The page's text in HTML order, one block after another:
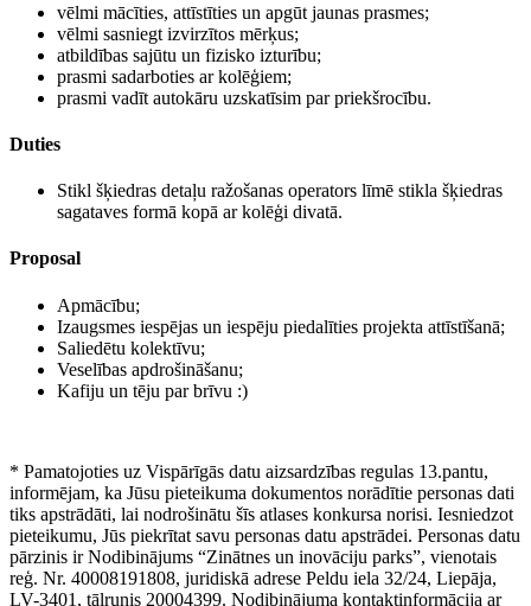
vēlmi mācīties, attīstīties un apgūt jaunas prasmes;
vēlmi sasniegt izvirzītos mērķus;
atbildības sajūtu un fizisko izturību;
prasmi sadarboties ar kolēģiem;
prasmi vadīt autokāru uzskatīsim par priekšrocību.
Duties
Stikl šķiedras detaļu ražošanas operators līmē stikla šķiedras
sagataves formā kopā ar kolēģi divatā.
Proposal
Apmācību;
Izaugsmes iespējas un iespēju piedalīties projekta attīstīšanā;
Saliedētu kolektīvu;
Veselības apdrošināšanu;
Kafiju un tēju par brīvu :)
* Pamatojoties uz Vispārīgās datu aizsardzības regulas 13.pantu,
informējam, ka Jūsu pieteikuma dokumentos norādītie personas dati
tiks apstrādāti, lai nodrošinātu šīs atlases konkursa norisi. Iesniedzot
pieteikumu, Jūs piekrītat savu personas datu apstrādei. Personas datu
pārzinis ir Nodibinājums “Zinātnes un inovāciju parks”, vienotais
reģ. Nr. 40008191808, juridiskā adrese Peldu iela 32/24, Liepāja,
LV-3401, tālrunis 20004399. Nodibinājuma kontaktinformācija ar